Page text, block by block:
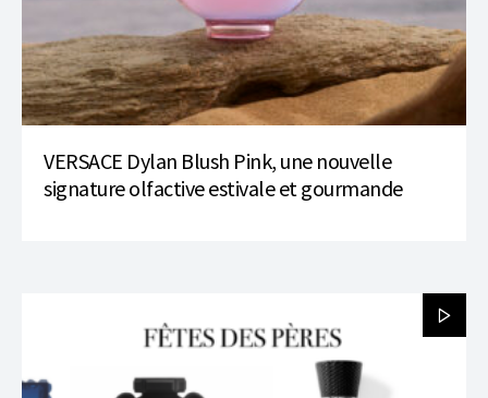
VERSACE Dylan Blush Pink, une nouvelle
signature olfactive estivale et gourmande